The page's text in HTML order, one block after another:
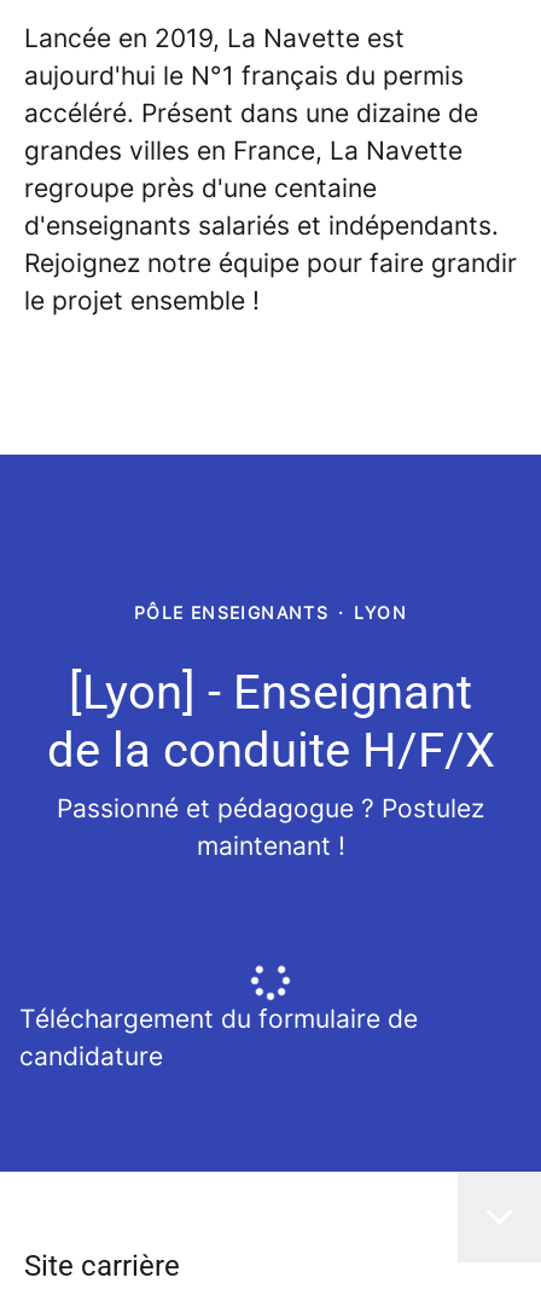
Lancée en 2019, La Navette est
aujourd'hui le N°1 français du permis
accéléré. Présent dans une dizaine de
grandes villes en France, La Navette
regroupe près d'une centaine
d'enseignants salariés et indépendants.
Rejoignez notre équipe pour faire grandir
le projet ensemble !
PÔLE ENSEIGNANTS · LYON
[Lyon] - Enseignant
de la conduite H/F/X
Passionné et pédagogue ? Postulez
maintenant !
Téléchargement du formulaire de
candidature
Site carrière